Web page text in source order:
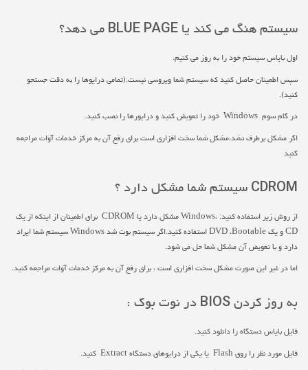
سیستم هنگ می کند یا BLUE PAGE می دهد؟
اول بایاس سیستم خود را به روز می کنیم.
سپس اطمینان حاصل کنید که سیستم شما ویروسی نیست.(تمامی درایوها را به دقت جستجو
کنید).
در گام سوم Windows خود را تعویض کنید و درایورها را نصب کنید.
اگر مشکل برطرف نشد،مشکل شما سخت افزاری است برای رفع آن به مرکز خدمات آوات مراجعه
کنید
CDROM سیستم شما مشکل دارد ؟
از روش زیر استفاده کنید: ،Windows مشکل دارد یا CDROM برای اطمینان از اینکه از یک
CD و یک DVD ،Bootable استفاده کنید.اگر سیستم بوت شد Windows سیستم شما ایراد
دارد و با تعویض آن مشکل شما حل می شود.
اما در غیر این صورت مشکل سخت افزاری است ، برای رفع آن به مرکز خدمات آوات مراجعه کنید.
به روز کردن BIOS در نوت بوک :
فایل بایاس دستگاه را دانلود کنید.
فایل مورد نظر را روی Flash یا یکی از درایوهای دستگاه Extract کنید.